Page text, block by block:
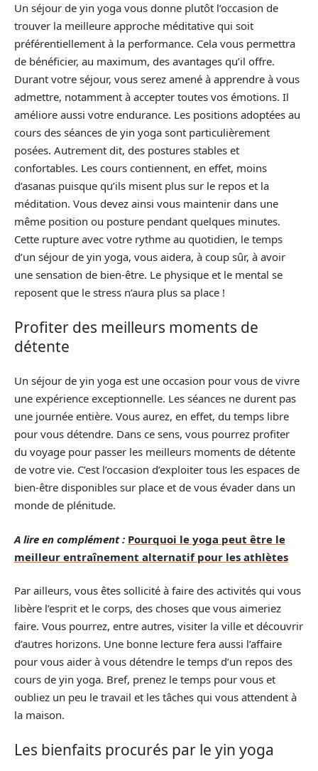
Un séjour de yin yoga vous donne plutôt l’occasion de
trouver la meilleure approche méditative qui soit
préférentiellement à la performance. Cela vous permettra
de bénéficier, au maximum, des avantages qu’il offre.
Durant votre séjour, vous serez amené à apprendre à vous
admettre, notamment à accepter toutes vos émotions. Il
améliore aussi votre endurance. Les positions adoptées au
cours des séances de yin yoga sont particulièrement
posées. Autrement dit, des postures stables et
confortables. Les cours contiennent, en effet, moins
d’asanas puisque qu’ils misent plus sur le repos et la
méditation. Vous devez ainsi vous maintenir dans une
même position ou posture pendant quelques minutes.
Cette rupture avec votre rythme au quotidien, le temps
d’un séjour de yin yoga, vous aidera, à coup sûr, à avoir
une sensation de bien-être. Le physique et le mental se
reposent que le stress n’aura plus sa place !
Profiter des meilleurs moments de
détente
Un séjour de yin yoga est une occasion pour vous de vivre
une expérience exceptionnelle. Les séances ne durent pas
une journée entière. Vous aurez, en effet, du temps libre
pour vous détendre. Dans ce sens, vous pourrez profiter
du voyage pour passer les meilleurs moments de détente
de votre vie. C’est l’occasion d’exploiter tous les espaces de
bien-être disponibles sur place et de vous évader dans un
monde de plénitude.
A lire en complément : Pourquoi le yoga peut être le
meilleur entraînement alternatif pour les athlètes
Par ailleurs, vous êtes sollicité à faire des activités qui vous
libère l’esprit et le corps, des choses que vous aimeriez
faire. Vous pourrez, entre autres, visiter la ville et découvrir
d’autres horizons. Une bonne lecture fera aussi l’affaire
pour vous aider à vous détendre le temps d’un repos des
cours de yin yoga. Bref, prenez le temps pour vous et
oubliez un peu le travail et les tâches qui vous attendent à
la maison.
Les bienfaits procurés par le yin yoga